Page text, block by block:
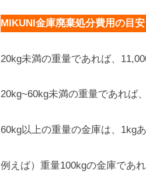
MIKUNI金庫廃棄処分費用の目安
20kg未満の重量であれば、
20kg~60kg未満の重量であれば
60kg以上の重量の金庫は、1kg
例えば）重量100kgの金庫であ